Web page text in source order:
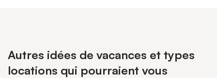
Autres idées de vacances et types
locations qui pourraient vous